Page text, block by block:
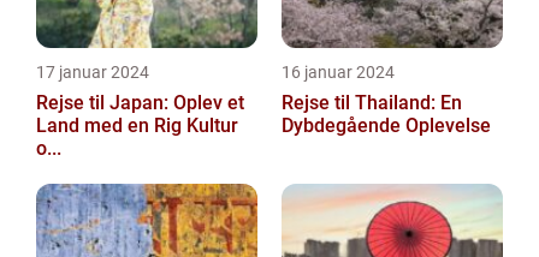
17 januar 2024
Rejse til Japan: Oplev et
Land med en Rig Kultur
o...
16 januar 2024
Rejse til Thailand: En
Dybdegående Oplevelse